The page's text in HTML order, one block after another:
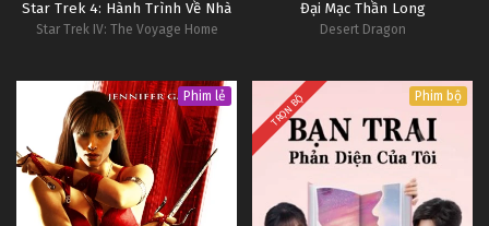
Star Trek 4: Hành Trình Về Nhà
Star Trek IV: The Voyage Home
Đại Mạc Thần Long
Desert Dragon
Phim lẻ TRỌN BỘ Phim bộ